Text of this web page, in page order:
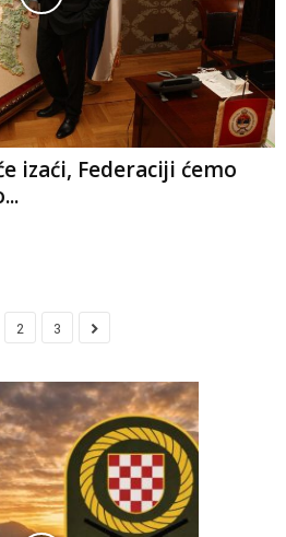
izaći, Federaciji ćemo
2 3